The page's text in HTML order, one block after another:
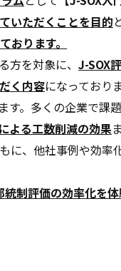
いただくことを目的
ります。
方を対象に、 J-SOX
く内容になっておりま
。多くの企業で課
よる工数削減の効果
に、他社事例や効率
制評価の効率化を